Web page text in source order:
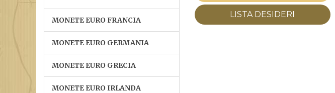
MONETE EURO FRANCIA
MONETE EURO GERMANIA
MONETE EURO GRECIA
MONETE EURO IRLANDA
LISTA DESIDERI